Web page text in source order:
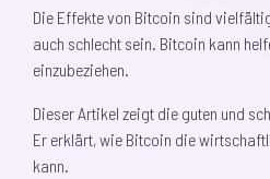
Die Effekte von Bitcoin sind
auch schlecht sein. Bitcoin kann
einzubeziehen.
Dieser Artikel zeigt die guten und
Er erklärt, wie Bitcoin die
kann.